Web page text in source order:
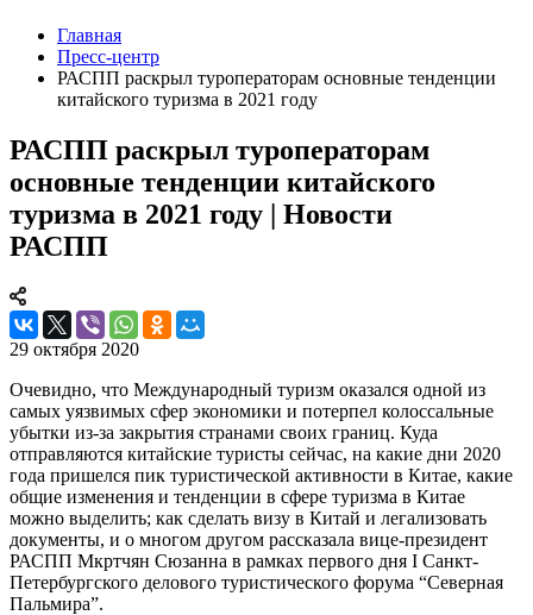
Главная
Пресс-центр
РАСПП раскрыл туроператорам основные тенденции
китайского туризма в 2021 году
РАСПП раскрыл туроператорам
основные тенденции китайского
туризма в 2021 году | Новости
РАСПП
29 октября 2020
Очевидно, что Международный туризм оказался одной из
самых уязвимых сфер экономики и потерпел колоссальные
убытки из-за закрытия странами своих границ. Куда
отправляются китайские туристы сейчас, на какие дни 2020
года пришелся пик туристической активности в Китае, какие
общие изменения и тенденции в сфере туризма в Китае
можно выделить; как сделать визу в Китай и легализовать
документы, и о многом другом рассказала вице-президент
РАСПП Мкртчян Сюзанна в рамках первого дня I Санкт-
Петербургского делового туристического форума “Северная
Пальмира”.